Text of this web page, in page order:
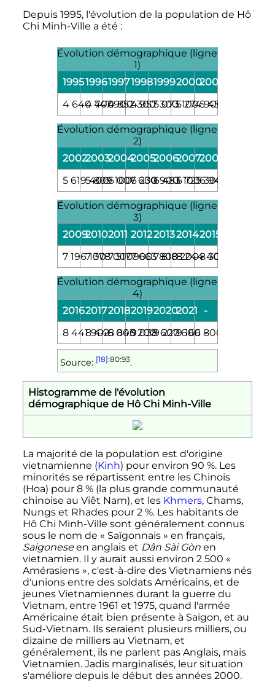
Depuis 1995, l'évolution de la population de Hô
Chi Minh-Ville a été :
Évolution démographique (ligne
1)
1995199619971998199920002001
4 640 400
4 747 9004 852 3004 957 300
5 073 100
5 274 9005 454 000
Évolution démographique (ligne
2)
2002200320042005200620072008
5 619 4005 809 1006 007 600
6 230 900
6 483 100
6 725 3006 946 100
Évolution démographique (ligne
3)
200920102011 2012201320142015
7 196 1007 378 000
7 517 9007 663 800
7 818 2008 244 4008 307 900
Évolution démographique (ligne
4)
201620172018201920202021
-
8 441 9028 446 000
8 843 200
9 038 600
9 227 600
9 166 800
-
Source: [18]:80:93.
Histogramme de l'évolution
démographique de Hô Chi Minh-Ville
La majorité de la population est d'origine
vietnamienne (Kinh) pour environ 90 %. Les
minorités se répartissent entre les Chinois
(Hoa) pour 8 % (la plus grande communauté
chinoise au Viêt Nam), et les Khmers, Chams,
Nungs et Rhades pour 2 %. Les habitants de
Hô Chi Minh-Ville sont généralement connus
sous le nom de « Saïgonnais » en français,
Saigoneseen anglais et Dân Sài Gònen
vietnamien. Il y aurait aussi environ 2 500 «
Amérasiens », c'est-à-dire des Vietnamiens nés
d'unions entre des soldats Américains, et de
jeunes Vietnamiennes durant la guerre du
Vietnam, entre 1961 et 1975, quand l'armée
Américaine était bien présente à Saïgon, et au
Sud-Vietnam. Ils seraient plusieurs milliers, ou
dizaine de milliers au Vietnam, et
généralement, ils ne parlent pas Anglais, mais
Vietnamien. Jadis marginalisés, leur situation
s'améliore depuis le début des années 2000.